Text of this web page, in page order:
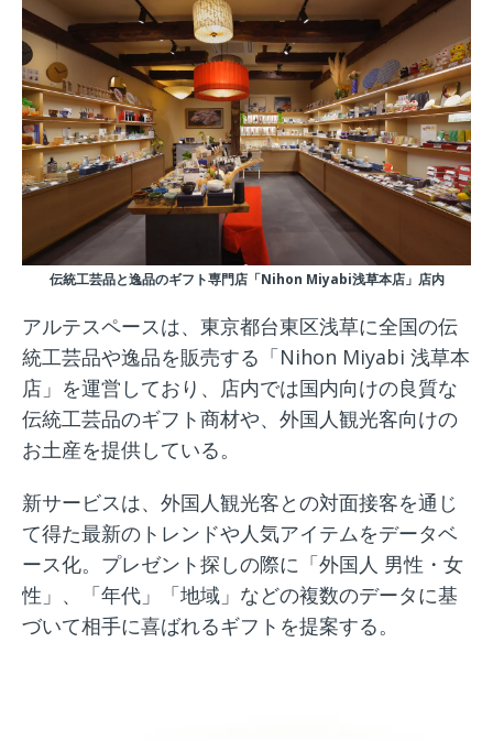
伝統工芸品と逸品のギフト専門店「Nihon Miyabi浅草本店」店内
アルテスペースは、東京都台東区浅草に全国の伝
統工芸品や逸品を販売する「Nihon Miyabi 浅草本
店」を運営しており、店内では国内向けの良質な
伝統工芸品のギフト商材や、外国人観光客向けの
お土産を提供している。
新サービスは、外国人観光客との対面接客を通じ
て得た最新のトレンドや人気アイテムをデータベ
ース化。プレゼント探しの際に「外国人 男性・女
性」、「年代」「地域」などの複数のデータに基
づいて相手に喜ばれるギフトを提案する。